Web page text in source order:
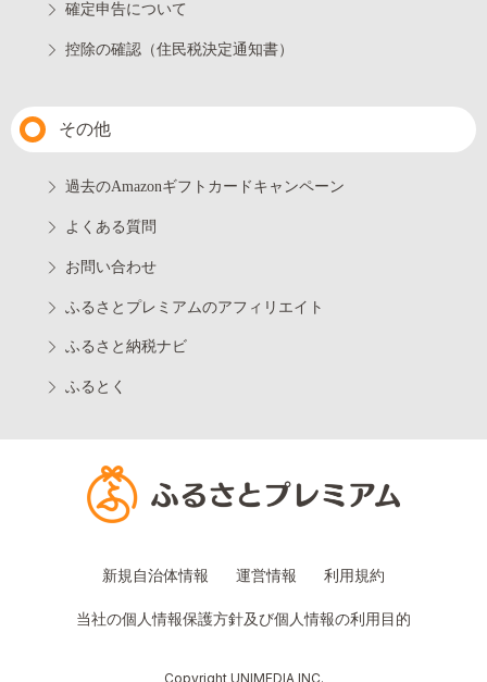
確定申告について
控除の確認（住民税決定通知書）
その他
過去のAmazonギフトカードキャンペーン
よくある質問
お問い合わせ
ふるさとプレミアムのアフィリエイト
ふるさと納税ナビ
ふるとく
新規自治体情報 運営情報 利用規約
当社の個人情報保護方針及び個人情報の利用目的
Copyright UNIMEDIA INC.